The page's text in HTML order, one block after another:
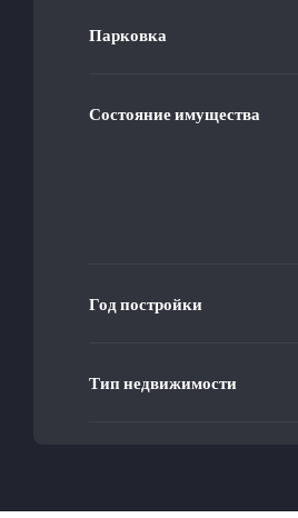
Парковка
Состояние имущества
Год постройки
Тип недвижимости